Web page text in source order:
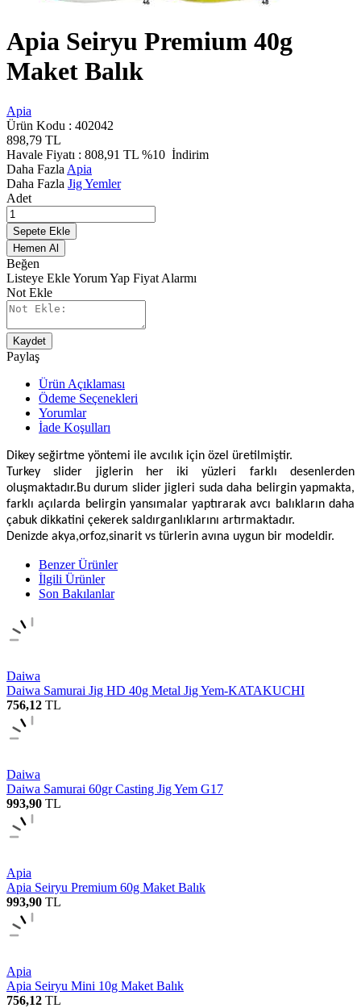
Apia Seiryu Premium 40g
Maket Balık
Apia
Ürün Kodu : 402042
898,79 TL
Havale Fiyatı : 808,91 TL %10 İndirim
Daha Fazla Apia
Daha Fazla Jig Yemler
Adet
Sepete Ekle
Hemen Al
Beğen
Listeye EkleYorum Yap Fiyat Alarmı
Not Ekle
Kaydet
Paylaş
Ürün Açıklaması
Ödeme Seçenekleri
Yorumlar
İade Koşulları
Dikey seğirtme yöntemi ile avcılık için özel üretilmiştir.
Turkey slider jiglerin her iki yüzleri farklı desenlerden
oluşmaktadır.Bu durum slider jigleri suda daha belirgin yapmakta,
farklı açılarda belirgin yansımalar yaptırarak avcı balıkların daha
çabuk dikkatini çekerek saldırganlıklarını artırmaktadır.
Denizde akya,orfoz,sinarit vs türlerin avına uygun bir modeldir.
Benzer Ürünler
İlgili Ürünler
Son Bakılanlar
Daiwa
Daiwa Samurai Jig HD 40g Metal Jig Yem-KATAKUCHI
756,12 TL
Daiwa
Daiwa Samurai 60gr Casting Jig Yem G17
993,90 TL
Apia
Apia Seiryu Premium 60g Maket Balık
993,90 TL
Apia
Apia Seiryu Mini 10g Maket Balık
756,12 TL